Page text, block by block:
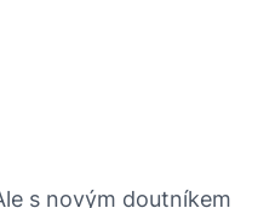
s novým doutníkem